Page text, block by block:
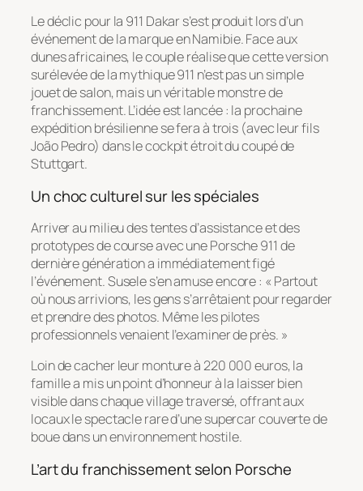
Le déclic pour la 911 Dakar s’est produit lors d’un
événement de la marque en Namibie. Face aux
dunes africaines, le couple réalise que cette version
surélevée de la mythique 911 n’est pas un simple
jouet de salon, mais un véritable monstre de
franchissement. L’idée est lancée : la prochaine
expédition brésilienne se fera à trois (avec leur fils
João Pedro) dans le cockpit étroit du coupé de
Stuttgart.
Un choc culturel sur les spéciales
Arriver au milieu des tentes d’assistance et des
prototypes de course avec une Porsche 911 de
dernière génération a immédiatement figé
l’événement. Susele s’en amuse encore : « Partout
où nous arrivions, les gens s’arrêtaient pour regarder
et prendre des photos. Même les pilotes
professionnels venaient l’examiner de près. »
Loin de cacher leur monture à 220 000 euros, la
famille a mis un point d’honneur à la laisser bien
visible dans chaque village traversé, offrant aux
locaux le spectacle rare d’une supercar couverte de
boue dans un environnement hostile.
L’art du franchissement selon Porsche